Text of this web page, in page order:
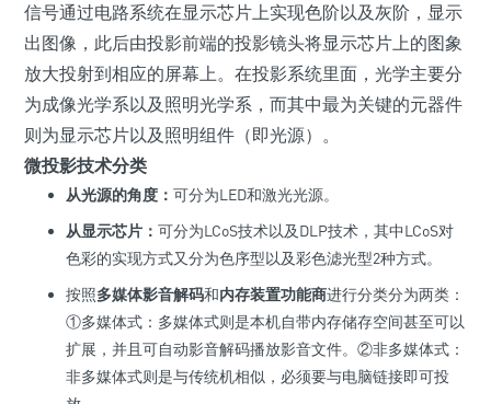
信号通过电路系统在显示芯片上实现色阶以及灰阶，显示
出图像，此后由投影前端的投影镜头将显示芯片上的图象
放大投射到相应的屏幕上。在投影系统里面，光学主要分
为成像光学系以及照明光学系，而其中最为关键的元器件
则为显示芯片以及照明组件（即光源）。
微投影技术分类
从光源的角度： 可分为LED和激光光源。
从显示芯片： 可分为LCoS技术以及DLP技术，其中LCoS对
色彩的实现方式又分为色序型以及彩色滤光型2种方式。
按照多媒体影音解码和内存装置功能商进行分类分为两类：
①多媒体式：多媒体式则是本机自带内存储存空间甚至可以
扩展，并且可自动影音解码播放影音文件。②非多媒体式：
非多媒体式则是与传统机相似，必须要与电脑链接即可投